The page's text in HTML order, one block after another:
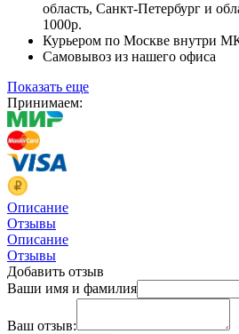
область, Санкт-Петербург и
1000р.
Курьером по Москве внутри
Самовывоз из нашего офиса
Показать еще
Принимаем:
Описание
Отзывы
Описание
Отзывы
Добавить отзыв
Ваши имя и фамилия
Ваш отзыв: